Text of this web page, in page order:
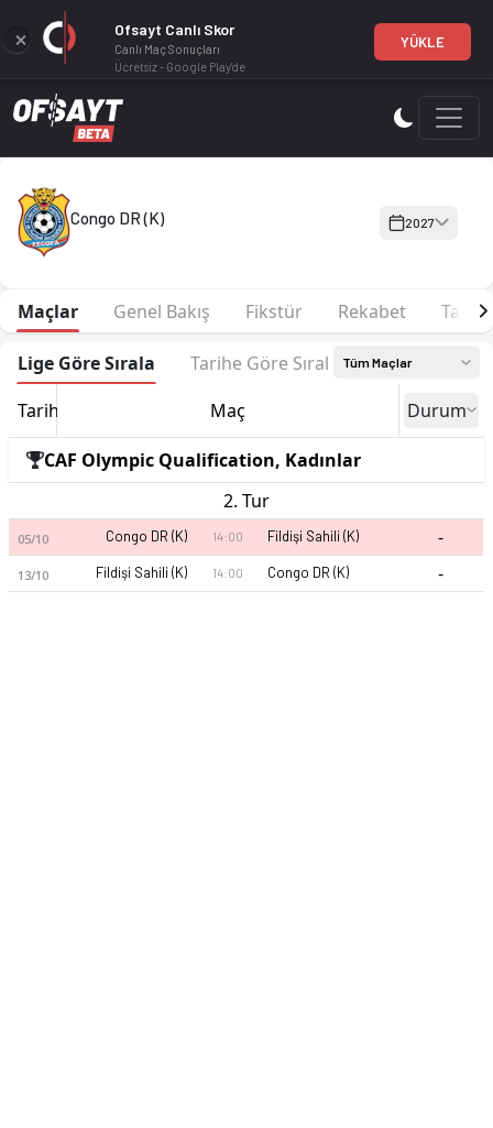
Congo DR (K) 2027 sezonu Kadro, fikstür ve canlı skor
Congo DR (K) 2027
Maçlar Genel Bakış Fikstür Rekabet
Lige Göre Sırala Tarihe Göre Sırala Tüm Maçlar
Tarih Maç Durum
CAF Olympic Qualification, Kadınlar
2. Tur
05/10 Congo DR (K) 14:00 Fildişi Sahili (K) -
13/10 Fildişi Sahili (K) 14:00 Congo DR (K) -
Ofsayt Canlı Skor
Canlı Maç Sonuçları
Ücretsiz - Google Play'de
YÜKLE